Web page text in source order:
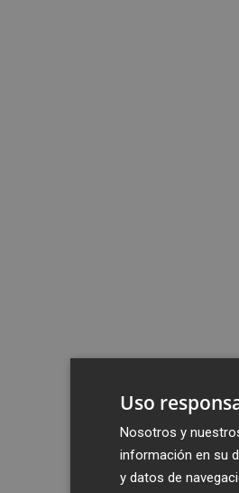
Uso
Nosotros y
información en su
y datos de